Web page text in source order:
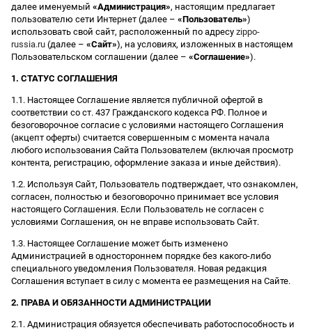
далее именуемый «Администрация», настоящим предлагает
пользователю сети Интернет (далее – «Пользователь»)
использовать свой сайт, расположенный по адресу zippo-
russia.ru (далее – «Сайт»), на условиях, изложенных в настоящем
Пользовательском соглашении (далее – «Соглашение»).
1. СТАТУС СОГЛАШЕНИЯ
1.1. Настоящее Соглашение является публичной офертой в
соответствии со ст. 437 Гражданского кодекса РФ. Полное и
безоговорочное согласие с условиями настоящего Соглашения
(акцепт оферты) считается совершенным с момента начала
любого использования Сайта Пользователем (включая просмотр
контента, регистрацию, оформление заказа и иные действия).
1.2. Используя Сайт, Пользователь подтверждает, что ознакомлен,
согласен, полностью и безоговорочно принимает все условия
настоящего Соглашения. Если Пользователь не согласен с
условиями Соглашения, он не вправе использовать Сайт.
1.3. Настоящее Соглашение может быть изменено
Администрацией в одностороннем порядке без какого-либо
специального уведомления Пользователя. Новая редакция
Соглашения вступает в силу с момента ее размещения на Сайте.
2. ПРАВА И ОБЯЗАННОСТИ АДМИНИСТРАЦИИ
2.1. Администрация обязуется обеспечивать работоспособность и